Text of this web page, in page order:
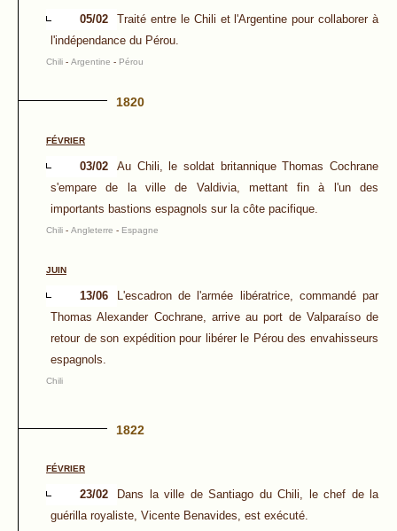
05/02
Traité entre le Chili et l'Argentine pour collaborer à
l'indépendance du Pérou.
Chili - Argentine - Pérou
1820
FÉVRIER
03/02
Au Chili, le soldat britannique Thomas Cochrane
s'empare de la ville de Valdivia, mettant fin à l'un des
importants bastions espagnols sur la côte pacifique.
Chili - Angleterre - Espagne
JUIN
13/06
L'escadron de l'armée libératrice, commandé par
Thomas Alexander Cochrane, arrive au port de Valparaíso de
retour de son expédition pour libérer le Pérou des envahisseurs
espagnols.
Chili
1822
FÉVRIER
23/02
Dans la ville de Santiago du Chili, le chef de la
guérilla royaliste, Vicente Benavides, est exécuté.